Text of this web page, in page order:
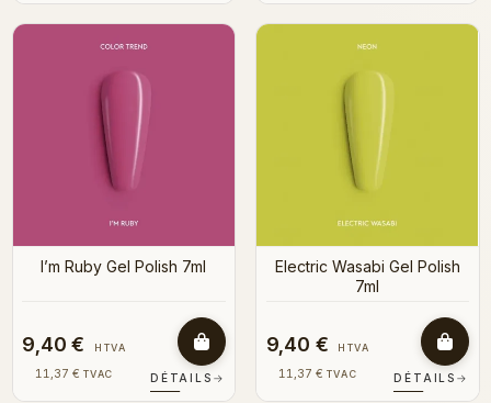
I’m Ruby Gel Polish 7ml
9,40 € HTVA
11,37 € TVAC DÉTAILS →
Electric Wasabi Gel Polish
7ml
9,40 € HTVA
11,37 € TVAC DÉTAILS →